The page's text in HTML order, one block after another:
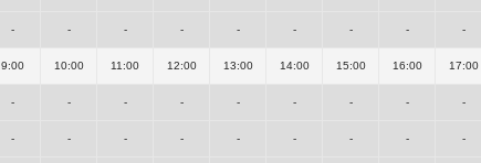
- - - - - - - - -
9:00 10:00 11:00 12:00 13:00 14:00 15:00 16:00 17:00
- - - - - - - - -
- - - - - - - - -